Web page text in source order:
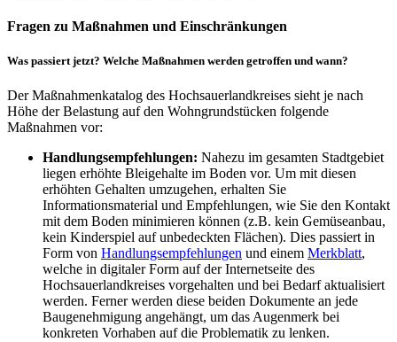
Fragen zu Maßnahmen und Einschränkungen
Was passiert jetzt? Welche Maßnahmen werden getroffen und wann?
Der Maßnahmenkatalog des Hochsauerlandkreises sieht je nach
Höhe der Belastung auf den Wohngrundstücken folgende
Maßnahmen vor:
Handlungsempfehlungen: Nahezu im gesamten Stadtgebiet
liegen erhöhte Bleigehalte im Boden vor. Um mit diesen
erhöhten Gehalten umzugehen, erhalten Sie
Informationsmaterial und Empfehlungen, wie Sie den Kontakt
mit dem Boden minimieren können (z.B. kein Gemüseanbau,
kein Kinderspiel auf unbedeckten Flächen). Dies passiert in
Form von Handlungsempfehlungen und einem Merkblatt,
welche in digitaler Form auf der Internetseite des
Hochsauerlandkreises vorgehalten und bei Bedarf aktualisiert
werden. Ferner werden diese beiden Dokumente an jede
Baugenehmigung angehängt, um das Augenmerk bei
konkreten Vorhaben auf die Problematik zu lenken.